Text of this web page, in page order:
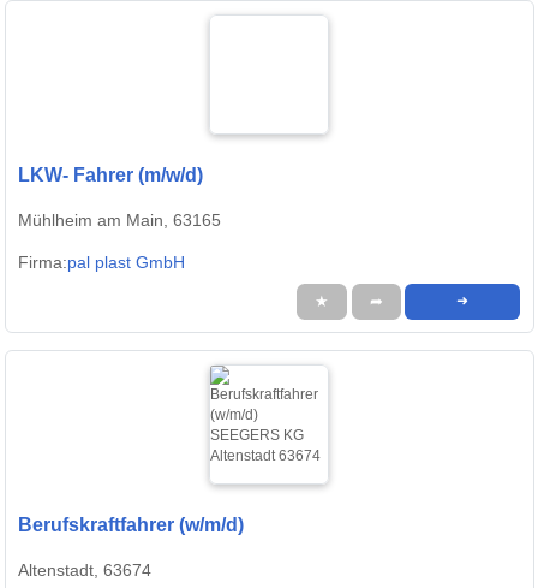
LKW- Fahrer (m/w/d)
Mühlheim am Main, 63165
Firma:pal plast GmbH
★ ➦ ➜
Berufskraftfahrer (w/m/d)
Altenstadt, 63674